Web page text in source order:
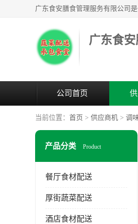
广东食
公司首页
当前位置： 首页 > 供应商机 > 调
产品分类 Product
餐厅食材配送
厚街蔬菜配送
酒店食材配送